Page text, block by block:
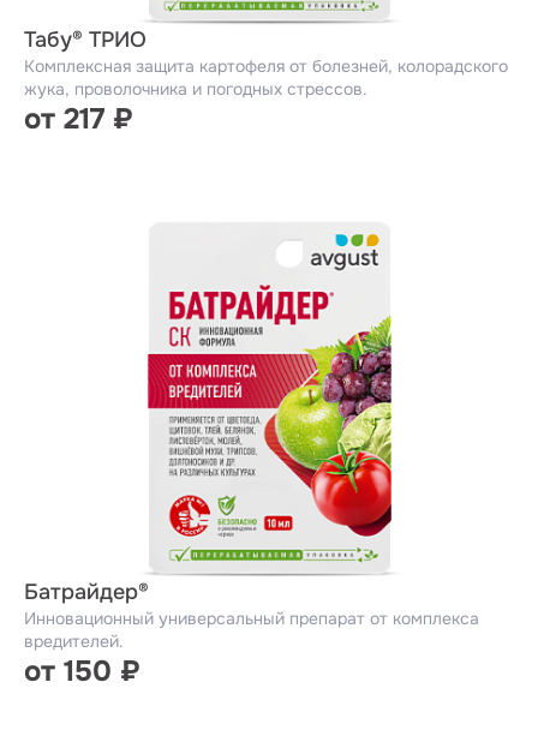
Табу® ТРИО
Комплексная защита картофеля от болезней, колорадского
жука, проволочника и погодных стрессов.
от 217 ₽
Батрайдер®
Инновационный универсальный препарат от комплекса
вредителей.
от 150 ₽